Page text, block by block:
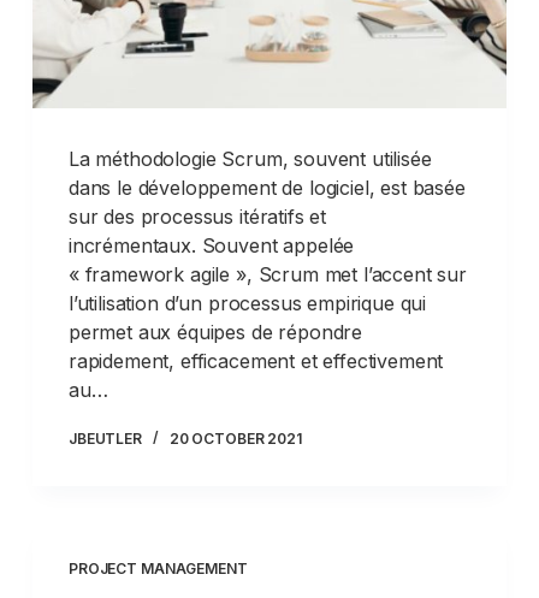
La méthodologie Scrum, souvent utilisée
dans le développement de logiciel, est basée
sur des processus itératifs et
incrémentaux. Souvent appelée
« framework agile », Scrum met l’accent sur
l’utilisation d’un processus empirique qui
permet aux équipes de répondre
rapidement, efficacement et effectivement
au…
JBEUTLER 20 OCTOBER 2021
PROJECT MANAGEMENT